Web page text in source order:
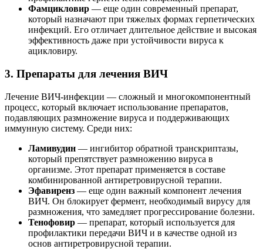
Фамцикловир — еще один современный препарат,
который назначают при тяжелых формах герпетических
инфекций. Его отличает длительное действие и высокая
эффективность даже при устойчивости вируса к
ацикловиру.
3. Препараты для лечения ВИЧ
Лечение ВИЧ-инфекции — сложный и многокомпонентный
процесс, который включает использование препаратов,
подавляющих размножение вируса и поддерживающих
иммунную систему. Среди них:
Ламивудин — ингибитор обратной транскриптазы,
который препятствует размножению вируса в
организме. Этот препарат применяется в составе
комбинированной антиретровирусной терапии.
Эфавиренз — еще один важный компонент лечения
ВИЧ. Он блокирует фермент, необходимый вирусу для
размножения, что замедляет прогрессирование болезни.
Тенофовир — препарат, который используется для
профилактики передачи ВИЧ и в качестве одной из
основ антиретровирусной терапии.